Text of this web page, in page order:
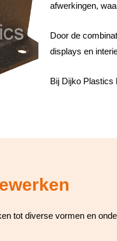
afwerkingen,
Door de
displays en
Bij Dijko Plastics
tot diverse vormen en